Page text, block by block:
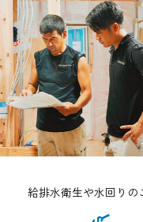
給排水衛生や水回りの